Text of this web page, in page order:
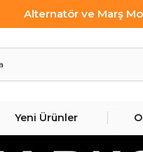
Alternatör ve Marş
Yeni Ürünler